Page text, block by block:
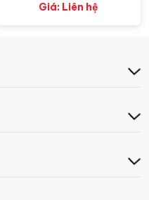
Giá: Liên hệ